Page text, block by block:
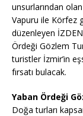
unsurlarından
Vapuru ile Körfez
düzenleyen
Ördeği Gözlem
turistler İzmir’in
fırsatı bulacak.
Yaban Ördeği
Doğa turları